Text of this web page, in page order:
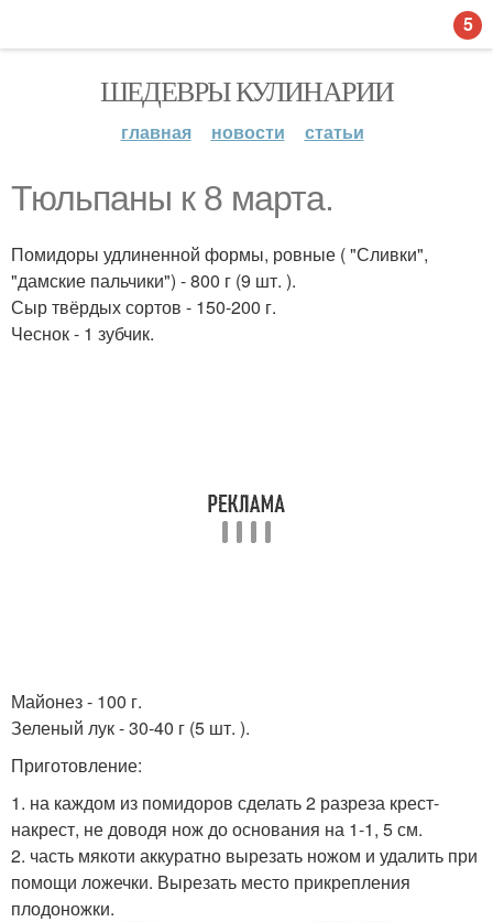
ШЕДЕВРЫ КУЛИНАРИИ
главная новости статьи
Тюльпаны к 8 марта.
Помидоры удлиненной формы, ровные ( "Сливки",
"дамские пальчики") - 800 г (9 шт. ).
Сыр твёрдых сортов - 150-200 г.
Чеснок - 1 зубчик.
Майонез - 100 г.
Зеленый лук - 30-40 г (5 шт. ).
Приготовление:
1. на каждом из помидоров сделать 2 разреза крест-
накрест, не доводя нож до основания на 1-1, 5 см.
2. часть мякоти аккуратно вырезать ножом и удалить при
помощи ложечки. Вырезать место прикрепления
плодоножки.
5